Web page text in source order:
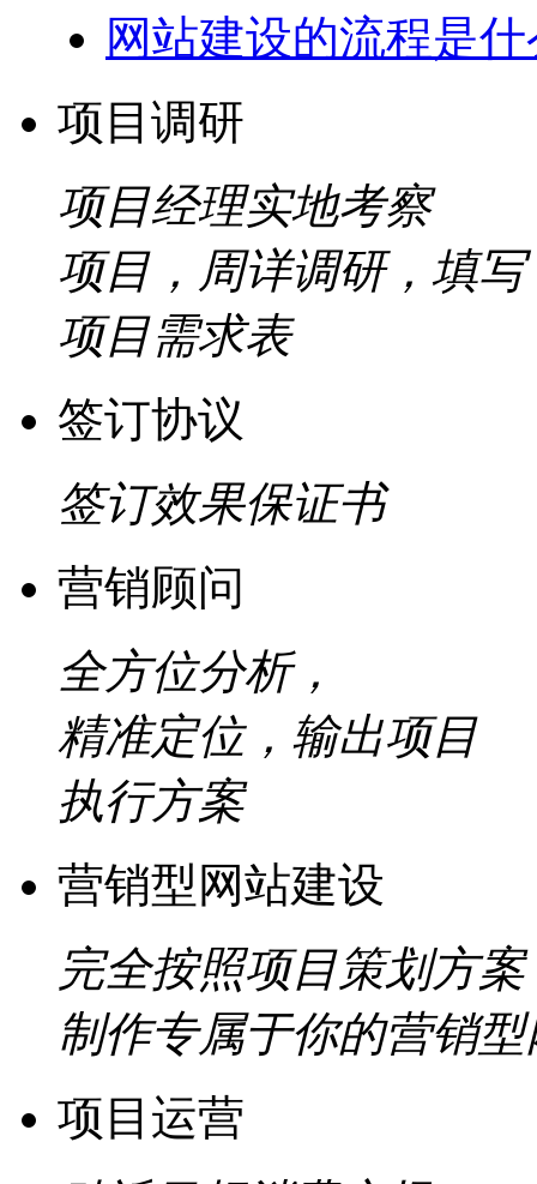
网站建设的流程是
项目调研
项目经理实地考察
项目，周详调研，填写
项目需求表
签订协议
签订效果保证书
营销顾问
全方位分析，
精准定位，输出项目
执行方案
营销型网站建设
完全按照项目策划方案
制作专属于你的营销
项目运营